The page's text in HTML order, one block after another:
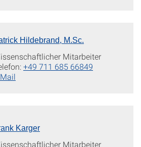
Hildebrand, M.Sc.
Mitarbeiter
+49 711 685 66849
Karger
Mitarbeiter